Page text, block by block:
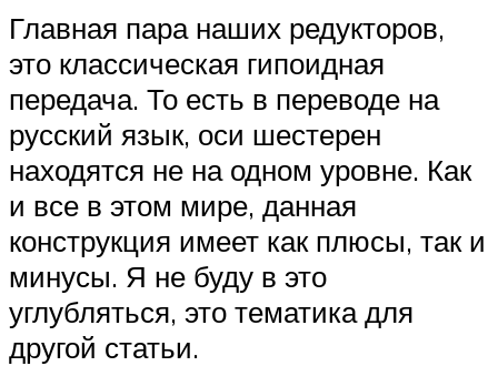
Главная пара наших редукторов,
это классическая гипоидная
передача. То есть в переводе на
русский язык, оси шестерен
находятся не на одном уровне. Как
и все в этом мире, данная
конструкция имеет как плюсы, так и
минусы. Я не буду в это
углубляться, это тематика для
другой статьи.